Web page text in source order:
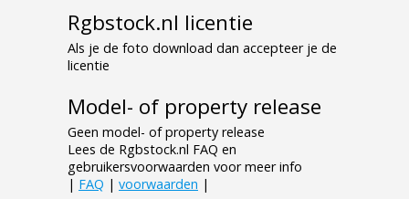
Rgbstock.nl licentie
Als je de foto download dan accepteer je de
licentie
Model- of property release
Geen model- of property release
Lees de Rgbstock.nl FAQ en
gebruikersvoorwaarden voor meer info
| FAQ | voorwaarden |